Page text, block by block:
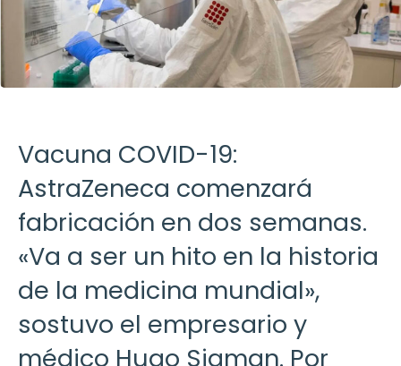
Vacuna COVID-19:
AstraZeneca comenzará
fabricación en dos semanas.
«Va a ser un hito en la historia
de la medicina mundial»,
sostuvo el empresario y
médico Hugo Sigman. Por